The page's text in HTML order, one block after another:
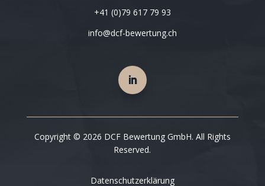
+41 (0)79 617 79 93
info@dcf-bewertung.ch
Copyright © 2026 DCF Bewertung GmbH. All Rights
Reserved.
Datenschutzerklärung